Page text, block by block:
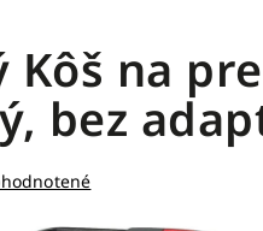
Kôš na
bez